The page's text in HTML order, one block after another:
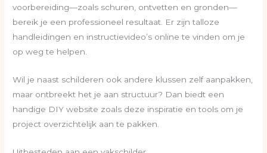
voorbereiding—zoals schuren, ontvetten en gronden—
bereik je een professioneel resultaat. Er zijn talloze
handleidingen en instructievideo’s online te vinden om je
op weg te helpen.
Wil je naast schilderen ook andere klussen zelf aanpakken,
maar ontbreekt het je aan structuur? Dan biedt een
handige DIY website zoals deze inspiratie en tools om je
project overzichtelijk aan te pakken.